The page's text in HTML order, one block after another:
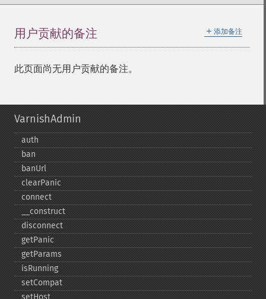
＋ 添加备注
用户贡献的备注
此页面尚无用户贡献的备注。
VarnishAdmin
auth
ban
banUrl
clearPanic
connect
_​_​construct
disconnect
getPanic
getParams
isRunning
setCompat
setHost